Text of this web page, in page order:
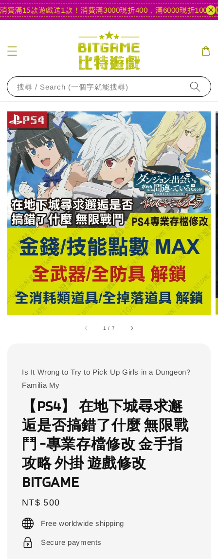
滿15款遊戲送1款！ 消費滿3000現折400，滿6000現折1000【
搜尋 / Search (一個字就能搜尋)
1 / 7
Is It Wrong to Try to Pick Up Girls in a Dungeon?
Familia My
【PS4】 在地下城尋求邂
逅是否搞錯了什麼 無限戰
鬥 -專業存檔修改 金手指
攻略 外掛 遊戲修改
BITGAME
Regular
price
NT$ 500
Free worldwide shipping
Secure payments